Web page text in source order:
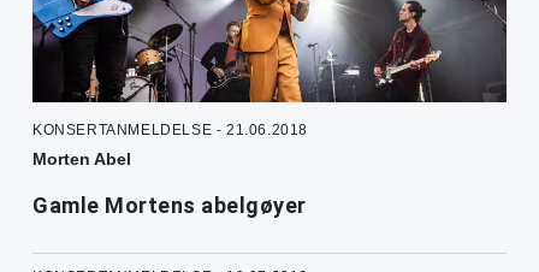
KONSERTANMELDELSE - 21.06.2018
Morten Abel
Gamle Mortens abelgøyer